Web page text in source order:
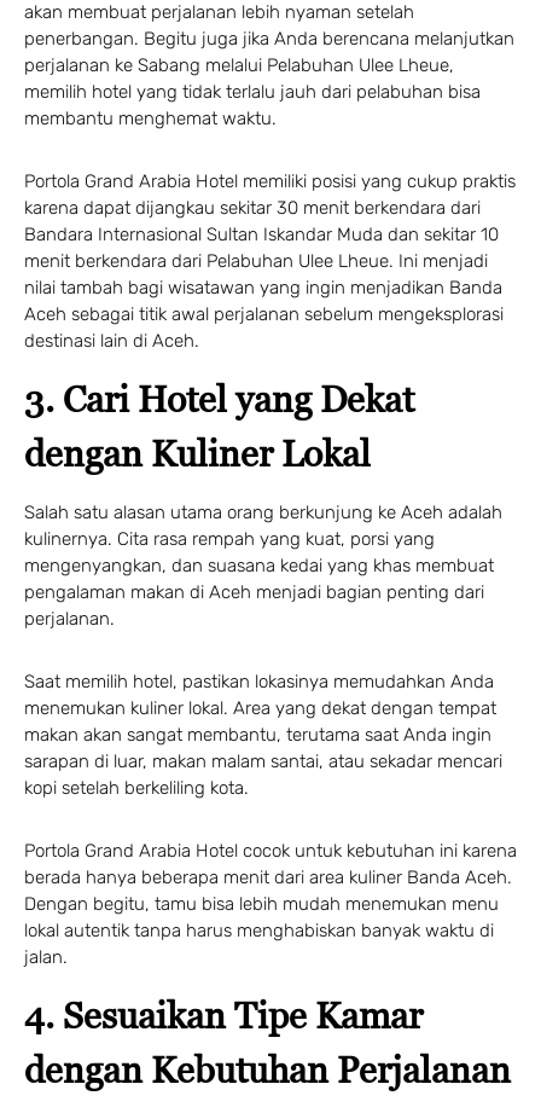
akan membuat perjalanan lebih nyaman setelah
penerbangan. Begitu juga jika Anda berencana melanjutkan
perjalanan ke Sabang melalui Pelabuhan Ulee Lheue,
memilih hotel yang tidak terlalu jauh dari pelabuhan bisa
membantu menghemat waktu.
Portola Grand Arabia Hotel memiliki posisi yang cukup praktis
karena dapat dijangkau sekitar 30 menit berkendara dari
Bandara Internasional Sultan Iskandar Muda dan sekitar 10
menit berkendara dari Pelabuhan Ulee Lheue. Ini menjadi
nilai tambah bagi wisatawan yang ingin menjadikan Banda
Aceh sebagai titik awal perjalanan sebelum mengeksplorasi
destinasi lain di Aceh.
3. Cari Hotel yang Dekat
dengan Kuliner Lokal
Salah satu alasan utama orang berkunjung ke Aceh adalah
kulinernya. Cita rasa rempah yang kuat, porsi yang
mengenyangkan, dan suasana kedai yang khas membuat
pengalaman makan di Aceh menjadi bagian penting dari
perjalanan.
Saat memilih hotel, pastikan lokasinya memudahkan Anda
menemukan kuliner lokal. Area yang dekat dengan tempat
makan akan sangat membantu, terutama saat Anda ingin
sarapan di luar, makan malam santai, atau sekadar mencari
kopi setelah berkeliling kota.
Portola Grand Arabia Hotel cocok untuk kebutuhan ini karena
berada hanya beberapa menit dari area kuliner Banda Aceh.
Dengan begitu, tamu bisa lebih mudah menemukan menu
lokal autentik tanpa harus menghabiskan banyak waktu di
jalan.
4. Sesuaikan Tipe Kamar
dengan Kebutuhan Perjalanan